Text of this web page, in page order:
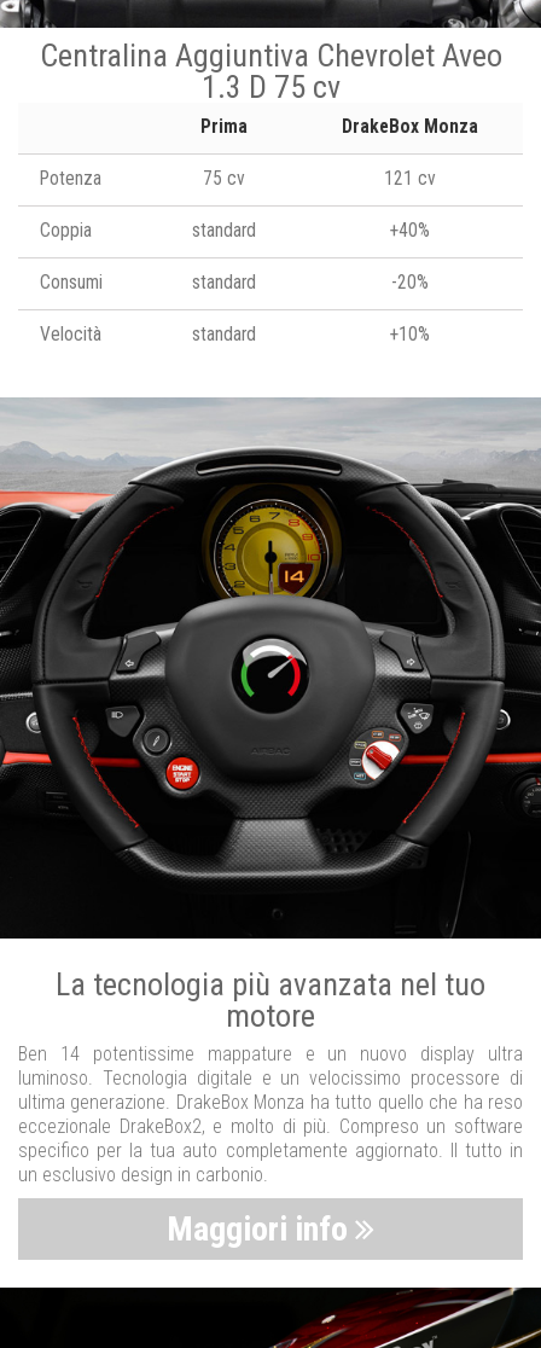
Centralina Aggiuntiva Chevrolet Aveo
1.3 D 75 cv
Prima DrakeBox Monza
Potenza 75 cv 121 cv
Coppia standard +40%
Consumi standard -20%
Velocità standard +10%
La tecnologia più avanzata nel tuo
motore
Ben 14 potentissime mappature e un nuovo display ultra
luminoso. Tecnologia digitale e un velocissimo processore di
ultima generazione. DrakeBox Monza ha tutto quello che ha reso
eccezionale DrakeBox2, e molto di più. Compreso un software
specifico per la tua auto completamente aggiornato. Il tutto in
un esclusivo design in carbonio.
Maggiori info